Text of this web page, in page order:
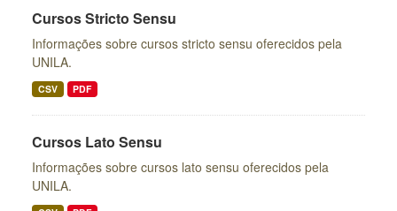
Cursos Stricto Sensu
Informações sobre cursos stricto sensu oferecidos pela
UNILA.
CSV PDF
Cursos Lato Sensu
Informações sobre cursos lato sensu oferecidos pela
UNILA.